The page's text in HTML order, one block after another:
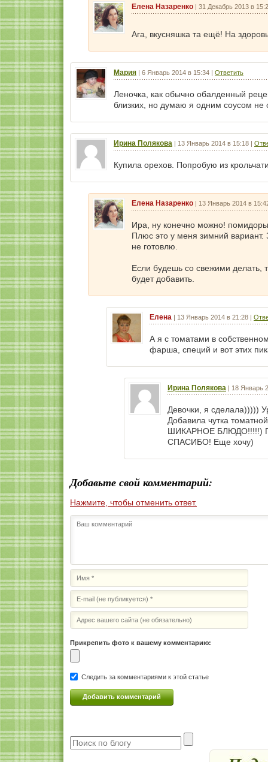
Елена Назаренко | 31 Декабрь 2013 в
Ага, вкусняшка та ещё! На
Мария | 6 Январь 2014 в 15:34 | Ответить
Леночка, как обычно обалденный
близких, но думаю я одним соусом не
Ирина Полякова | 13 Январь 2014 в 15:18 |
Купила орехов. Попробую из
Елена Назаренко | 13 Январь 2014 в
Ира, ну конечно можно!
Плюс это у меня зимний
не готовлю.
Если будешь со свежими делать,
будет добавить.
Елена | 13 Январь 2014 в 21:28 |
А я с томатами в
фарша, специй и вот этих
Ирина Полякова | 18 Январь
Девочки, я сделала)))))
Добавила чутка
ШИКАРНОЕ БЛЮДО!!!!!)
СПАСИБО! Еще хочу)
Добавьте свой комментарий:
Нажмите, чтобы отменить ответ.
Прикрепить фото к вашему комментарию:
Следить за комментариями к этой статье